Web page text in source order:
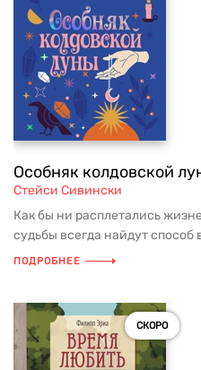
Особняк колдовской
Стейси Сивински
Как бы ни расплетались
судьбы всегда найдут способ
ПОДРОБНЕЕ
СКОРО